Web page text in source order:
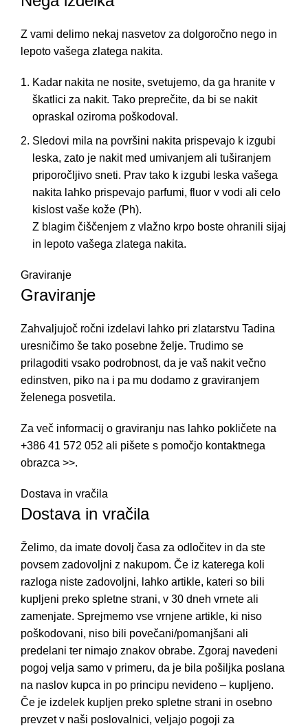
Z vami delimo nekaj nasvetov za dolgoročno nego in
lepoto vašega zlatega nakita.
Kadar nakita ne nosite, svetujemo, da ga hranite v
škatlici za nakit. Tako preprečite, da bi se nakit
opraskal oziroma poškodoval.
Sledovi mila na površini nakita prispevajo k izgubi
leska, zato je nakit med umivanjem ali tuširanjem
priporočljivo sneti. Prav tako k izgubi leska vašega
nakita lahko prispevajo parfumi, fluor v vodi ali celo
kislost vaše kože (Ph).
Z blagim čiščenjem z vlažno krpo boste ohranili sijaj
in lepoto vašega zlatega nakita.
Graviranje
Graviranje
Zahvaljujoč ročni izdelavi lahko pri zlatarstvu Tadina
uresničimo še tako posebne želje. Trudimo se
prilagoditi vsako podrobnost, da je vaš nakit večno
edinstven, piko na i pa mu dodamo z graviranjem
želenega posvetila.
Za več informacij o graviranju nas lahko pokličete na
+386 41 572 052 ali pišete s pomočjo kontaktnega
obrazca >>.
Dostava in vračila
Dostava in vračila
Želimo, da imate dovolj časa za odločitev in da ste
povsem zadovoljni z nakupom. Če iz katerega koli
razloga niste zadovoljni, lahko artikle, kateri so bili
kupljeni preko spletne strani, v 30 dneh vrnete ali
zamenjate. Sprejmemo vse vrnjene artikle, ki niso
poškodovani, niso bili povečani/pomanjšani ali
predelani ter nimajo znakov obrabe. Zgoraj navedeni
pogoj velja samo v primeru, da je bila pošiljka poslana
na naslov kupca in po principu nevideno – kupljeno.
Če je izdelek kupljen preko spletne strani in osebno
prevzet v naši poslovalnici, veljajo pogoji za